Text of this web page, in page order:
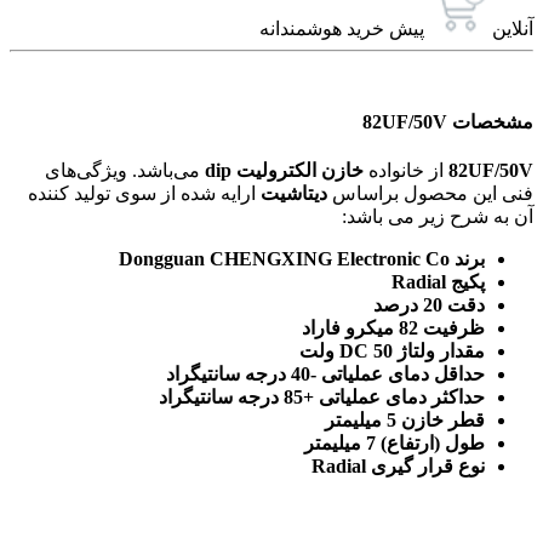
آنلاین پیش خرید هوشمندانه
مشخصات 82UF/50V
82UF/50V از خانواده خازن الکترولیت dip
می‌باشد. ویژگی‌های
فنی این محصول براساس دیتاشیت ارایه شده از سوی تولید کننده
آن به شرح زیر می باشد:
برند Dongguan CHENGXING Electronic Co
پکیج Radial
دقت 20 درصد
ظرفیت 82 میکرو فاراد
مقدار ولتاژ DC 50 ولت
حداقل دمای عملیاتی -40 درجه سانتیگراد
حداکثر دمای عملیاتی +85 درجه سانتیگراد
قطر خازن 5 میلیمتر
طول (ارتفاع) 7 میلیمتر
نوع قرار گیری Radial